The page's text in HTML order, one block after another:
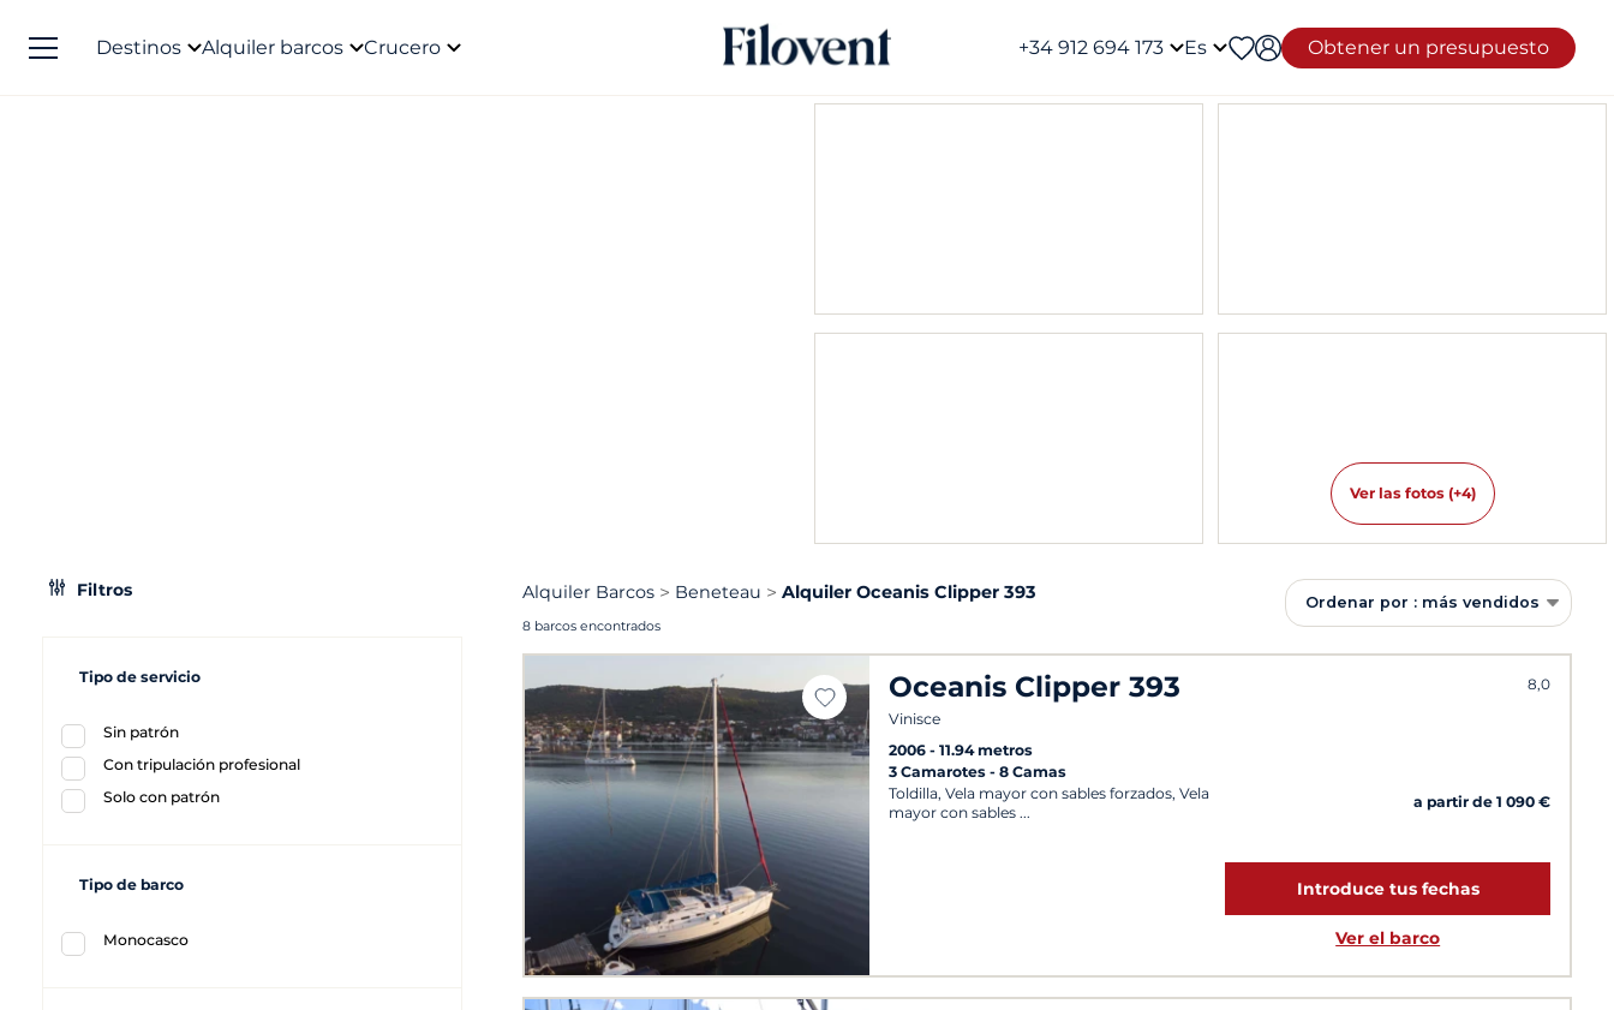
Destinos Alquiler barcos Crucero +34 912 694 173 Es Obtener un presupuesto
Ver las fotos (+4)
Filtros
Tipo de servicio
Sin patrón
Con tripulación profesional
Solo con patrón
Tipo de barco
Monocasco
Alquiler Barcos Beneteau Alquiler Oceanis Clipper 393
8 barcos encontrados
Ordenar por : más vendidos
Oceanis Clipper 393
Vinisce
8,0
2006
11.94 metros
3 Camarotes 8 Camas
Toldilla, Vela mayor con sables forzados, Vela
mayor con sables
a partir de 1 090 €
Introduce tus fechas
Ver el barco